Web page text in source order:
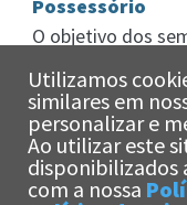
Possessório
O objetivo dos
estudantes para
a partir da
Utilizamos
similares em
personalizar e
Ao utilizar este
disponibilizados
com a nossa